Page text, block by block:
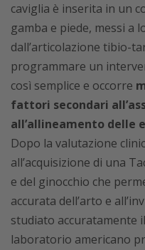
caviglia è inserita in un
gamba e piede, messi a
dall’articolazione tibio-
programmare un
così semplice e occorre
fattori secondari
all’allineamento delle
Dopo la valutazione
all’acquisizione di una
e del ginocchio che
accurata dell’arto e
studiato accuratamente
laboratorio americano